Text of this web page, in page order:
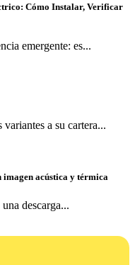
Cómo Instalar, Verificar
emergente: es...
a su cartera...
imagen acústica y térmica
descarga...